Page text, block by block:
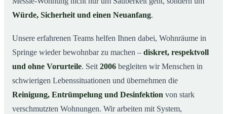
06Messie-Hilfe in Springe & Umgebung
Jetzt kostenlose Beratung zur Messie-Reinigung in
Springe
Würde, Sicherheit und einen Neuanfang.
Unsere erfahrenen Teams helfen Ihnen dabei, Wohnräume in
Springe wieder bewohnbar zu machen – diskret, respektvoll
und ohne Vorurteile. Seit 2006 begleiten wir Menschen in
schwierigen Lebenssituationen und übernehmen die
Reinigung, Entrümpelung und Desinfektion von stark
verschmutzten Wohnungen. Wir arbeiten mit System,